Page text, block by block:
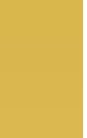
την πολιτική